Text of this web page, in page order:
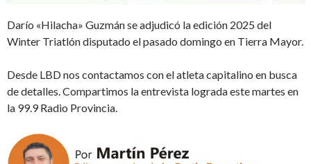
Darío «Hilacha» Guzmán se adjudicó la edición 2025 del
Winter Triatlón disputado el pasado domingo en Tierra Mayor.
Desde LBD nos contactamos con el atleta capitalino en busca
de detalles. Compartimos la entrevista lograda este martes en
la 99.9 Radio Provincia.